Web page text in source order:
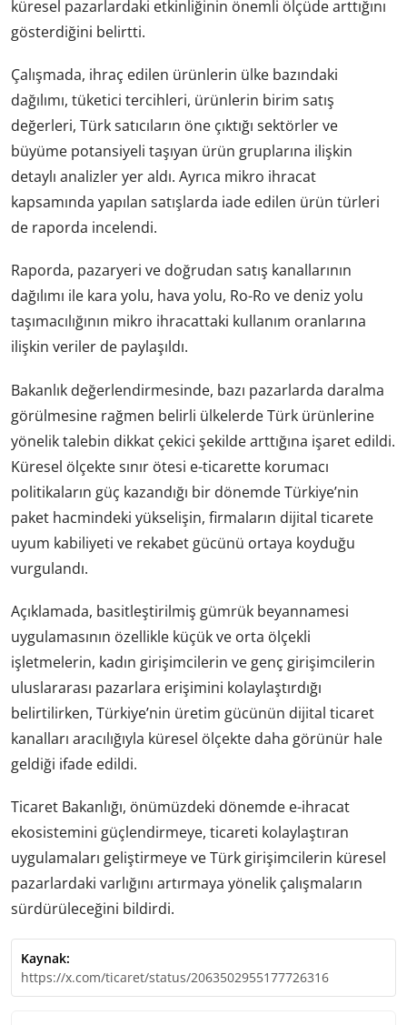
küresel pazarlardaki etkinliğinin önemli ölçüde arttığını
gösterdiğini belirtti.
Çalışmada, ihraç edilen ürünlerin ülke bazındaki
dağılımı, tüketici tercihleri, ürünlerin birim satış
değerleri, Türk satıcıların öne çıktığı sektörler ve
büyüme potansiyeli taşıyan ürün gruplarına ilişkin
detaylı analizler yer aldı. Ayrıca mikro ihracat
kapsamında yapılan satışlarda iade edilen ürün türleri
de raporda incelendi.
Raporda, pazaryeri ve doğrudan satış kanallarının
dağılımı ile kara yolu, hava yolu, Ro-Ro ve deniz yolu
taşımacılığının mikro ihracattaki kullanım oranlarına
ilişkin veriler de paylaşıldı.
Bakanlık değerlendirmesinde, bazı pazarlarda daralma
görülmesine rağmen belirli ülkelerde Türk ürünlerine
yönelik talebin dikkat çekici şekilde arttığına işaret edildi.
Küresel ölçekte sınır ötesi e-ticarette korumacı
politikaların güç kazandığı bir dönemde Türkiye’nin
paket hacmindeki yükselişin, firmaların dijital ticarete
uyum kabiliyeti ve rekabet gücünü ortaya koyduğu
vurgulandı.
Açıklamada, basitleştirilmiş gümrük beyannamesi
uygulamasının özellikle küçük ve orta ölçekli
işletmelerin, kadın girişimcilerin ve genç girişimcilerin
uluslararası pazarlara erişimini kolaylaştırdığı
belirtilirken, Türkiye’nin üretim gücünün dijital ticaret
kanalları aracılığıyla küresel ölçekte daha görünür hale
geldiği ifade edildi.
Ticaret Bakanlığı, önümüzdeki dönemde e-ihracat
ekosistemini güçlendirmeye, ticareti kolaylaştıran
uygulamaları geliştirmeye ve Türk girişimcilerin küresel
pazarlardaki varlığını artırmaya yönelik çalışmaların
sürdürüleceğini bildirdi.
Kaynak:
https://x.com/ticaret/status/2063502955177726316